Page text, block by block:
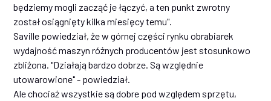
będziemy mogli zacząć je łączyć, a ten punkt zwrotny
został osiągnięty kilka miesięcy temu".
Saville powiedział, że w górnej części rynku obrabiarek
wydajność maszyn różnych producentów jest stosunkowo
zbliżona. "Działają bardzo dobrze. Są względnie
utowarowione" - powiedział.
Ale chociaż wszystkie są dobre pod względem sprzętu,